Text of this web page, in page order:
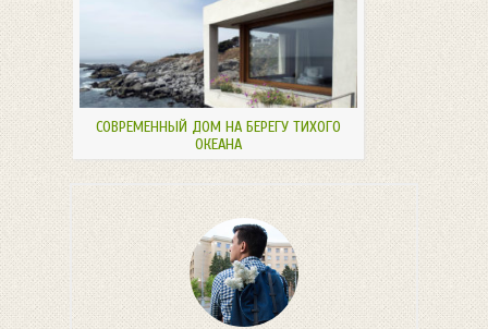
СОВРЕМЕННЫЙ ДОМ НА БЕРЕГУ ТИХОГО
ОКЕАНА